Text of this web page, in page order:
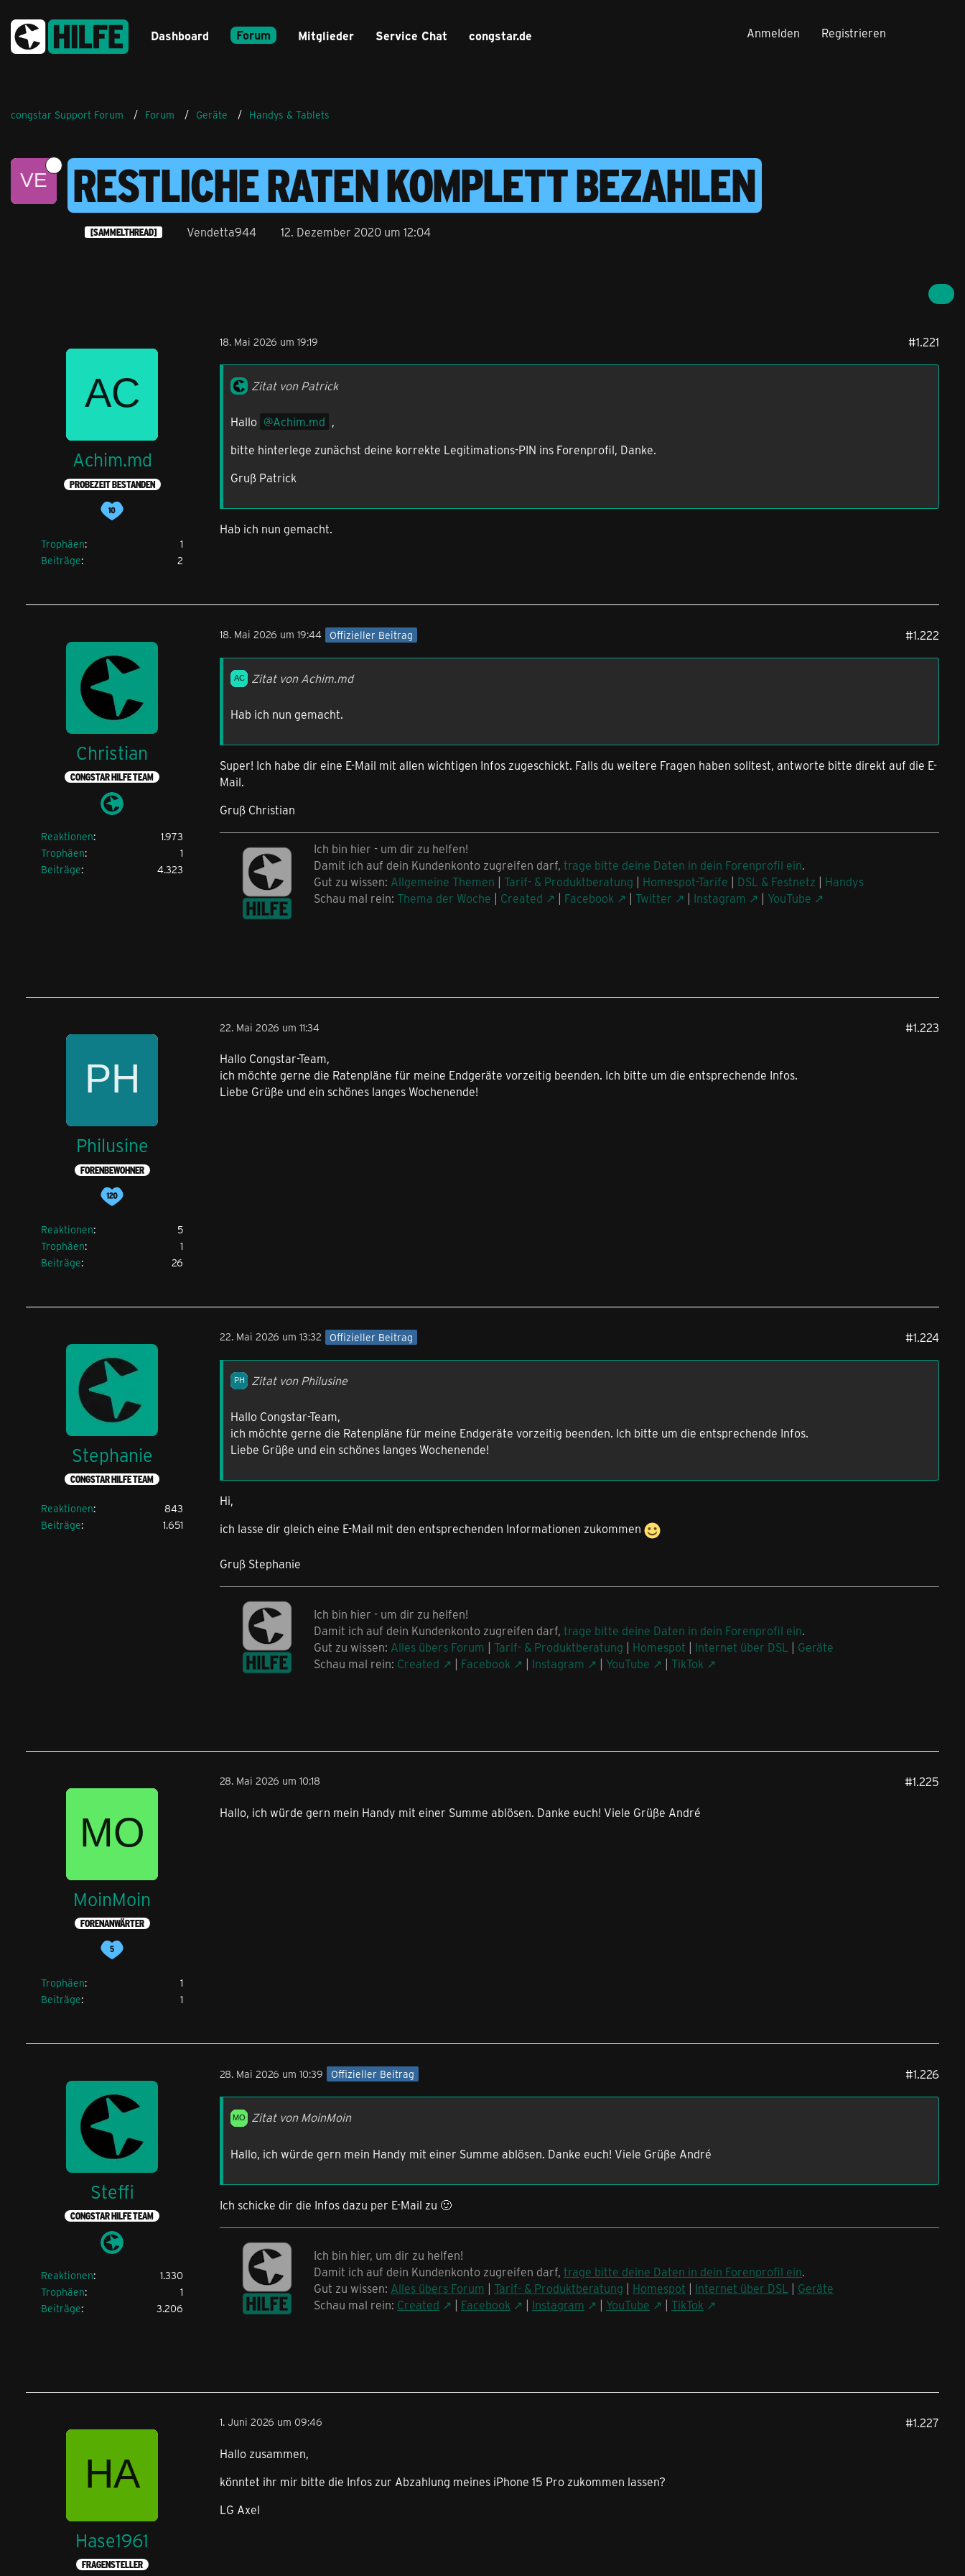
Dashboard Forum Mitglieder Service Chat congstar.de Anmelden Registrieren
congstar Support Forum Forum Geräte Handys & Tablets
RESTLICHE RATEN KOMPLETT BEZAHLEN
[SAMMELTHREAD] Vendetta944 12. Dezember 2020 um 12:04
Achim.md
PROBEZEIT BESTANDEN
Trophäen
1
Beiträge
2
18. Mai 2026 um 19:19 #1.221
Zitat von Patrick
Hallo Achim.md ,
bitte hinterlege zunächst deine korrekte Legitimations-PIN ins Forenprofil, Danke.
Gruß Patrick
Hab ich nun gemacht.
Christian
CONGSTAR HILFE TEAM
Reaktionen
1.973
Trophäen
1
Beiträge
4.323
18. Mai 2026 um 19:44 Offizieller Beitrag #1.222
Zitat von Achim.md
Hab ich nun gemacht.
Super! Ich habe dir eine E-Mail mit allen wichtigen Infos zugeschickt. Falls du weitere Fragen haben solltest, antworte bitte direkt auf die E-
Mail.
Gruß Christian
Ich bin hier - um dir zu helfen!
Damit ich auf dein Kundenkonto zugreifen darf, trage bitte deine Daten in dein Forenprofil ein.
Gut zu wissen: Allgemeine Themen | Tarif- & Produktberatung | Homespot-Tarife | DSL & Festnetz | Handys
Schau mal rein: Thema der Woche | Created | Facebook | Twitter | Instagram | YouTube
Philusine
FORENBEWOHNER
Reaktionen
5
Trophäen
1
Beiträge
26
22. Mai 2026 um 11:34 #1.223
Hallo Congstar-Team,
ich möchte gerne die Ratenpläne für meine Endgeräte vorzeitig beenden. Ich bitte um die entsprechende Infos.
Liebe Grüße und ein schönes langes Wochenende!
Stephanie
CONGSTAR HILFE TEAM
Reaktionen
843
Beiträge
1.651
22. Mai 2026 um 13:32 Offizieller Beitrag #1.224
Zitat von Philusine
Hallo Congstar-Team,
ich möchte gerne die Ratenpläne für meine Endgeräte vorzeitig beenden. Ich bitte um die entsprechende Infos.
Liebe Grüße und ein schönes langes Wochenende!
Hi,
ich lasse dir gleich eine E-Mail mit den entsprechenden Informationen zukommen
Gruß Stephanie
Ich bin hier - um dir zu helfen!
Damit ich auf dein Kundenkonto zugreifen darf, trage bitte deine Daten in dein Forenprofil ein.
Gut zu wissen: Alles übers Forum | Tarif- & Produktberatung | Homespot | Internet über DSL | Geräte
Schau mal rein: Created | Facebook | Instagram | YouTube | TikTok
MoinMoin
FORENANWÄRTER
Trophäen
1
Beiträge
1
28. Mai 2026 um 10:18 #1.225
Hallo, ich würde gern mein Handy mit einer Summe ablösen. Danke euch! Viele Grüße André
Steffi
CONGSTAR HILFE TEAM
Reaktionen
1.330
Trophäen
1
Beiträge
3.206
28. Mai 2026 um 10:39 Offizieller Beitrag #1.226
Zitat von MoinMoin
Hallo, ich würde gern mein Handy mit einer Summe ablösen. Danke euch! Viele Grüße André
Ich schicke dir die Infos dazu per E-Mail zu 🙂
Ich bin hier, um dir zu helfen!
Damit ich auf dein Kundenkonto zugreifen darf, trage bitte deine Daten in dein Forenprofil ein.
Gut zu wissen: Alles übers Forum | Tarif- & Produktberatung | Homespot | Internet über DSL | Geräte
Schau mal rein: Created | Facebook | Instagram | YouTube | TikTok
Hase1961
FRAGENSTELLER
1. Juni 2026 um 09:46 #1.227
Hallo zusammen,
könntet ihr mir bitte die Infos zur Abzahlung meines iPhone 15 Pro zukommen lassen?
LG Axel